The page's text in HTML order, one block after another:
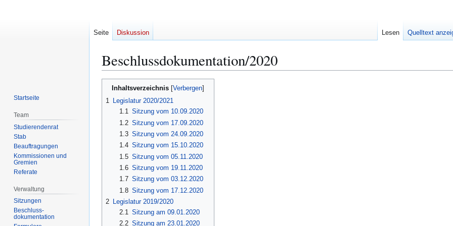
Beschlussdokumentation/2020
Zur
springen
Zur
springen
Inhaltsverzeichnis
1 Legislatur 2020/2021
1.1 Sitzung vom 10.09.2020
1.2 Sitzung vom 17.09.2020
1.3 Sitzung vom 24.09.2020
1.4 Sitzung vom 15.10.2020
1.5 Sitzung vom 05.11.2020
1.6 Sitzung vom 19.11.2020
1.7 Sitzung vom 03.12.2020
1.8 Sitzung vom 17.12.2020
2 Legislatur 2019/2020
2.1 Sitzung am 09.01.2020
2.2 Sitzung am 23.01.2020
Seite Diskussion Lesen Quelltext
Startseite
Team
Studierendenrat
Stab
Beauftragungen
Kommissionen und
Gremien
Referate
Verwaltung
Sitzungen
Beschluss-
dokumentation